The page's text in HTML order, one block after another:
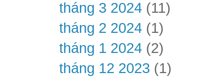
tháng 3 2024 (11)
tháng 2 2024 (1)
tháng 1 2024 (2)
tháng 12 2023 (1)